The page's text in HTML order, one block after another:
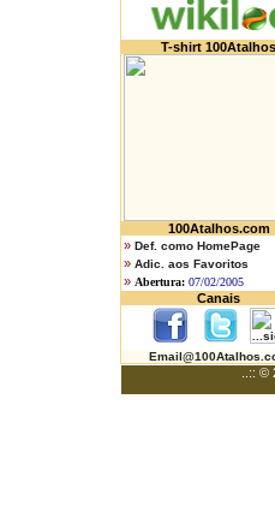
T-shirt 100Atalhos
100Atalhos.com
» Def. como HomePage
» Adic. aos Favoritos
» Abertura: 07/02/2005
Canais
..:: ©